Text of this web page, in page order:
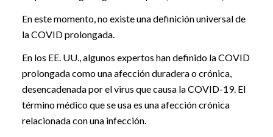
En este momento, no existe una definición universal de
la COVID prolongada.
En los EE. UU., algunos expertos han definido la COVID
prolongada como una afección duradera o crónica,
desencadenada por el virus que causa la COVID-19. El
término médico que se usa es una afección crónica
relacionada con una infección.